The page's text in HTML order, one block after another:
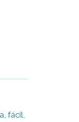
fácil,